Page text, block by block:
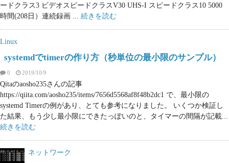
ードクラス3 ビデオスピードクラスV30 UHS-I スピードクラス10 5000
時間(208日）連続録画 ... 続きを読む
Linux
systemdでtimerの作り方（秒単位の最小限のサンプル）
0 2019/10/9
Qitaのaosho235さんの記事
https://qiita.com/aosho235/items/7656d5568af8f48b2dc1 で、最小限の
systemd Timerの例があり、とても参考になりました。 いくつか検証し
た結果、もう少し最小限にできたっぽいのと、タイマーの間隔が記載...
続きを読む
ネットワーク